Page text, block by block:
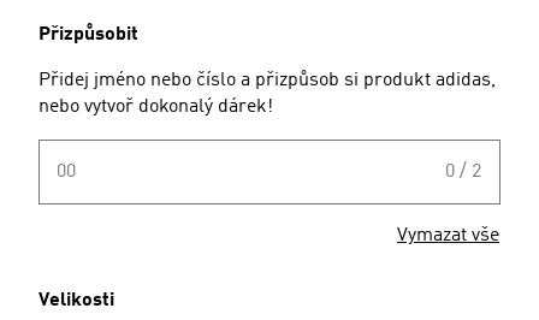
Přizpůsobit
Přidej jméno nebo číslo a přizpůsob si produkt adidas,
nebo vytvoř dokonalý dárek!
00 0 / 2
Vymazat vše
Velikosti